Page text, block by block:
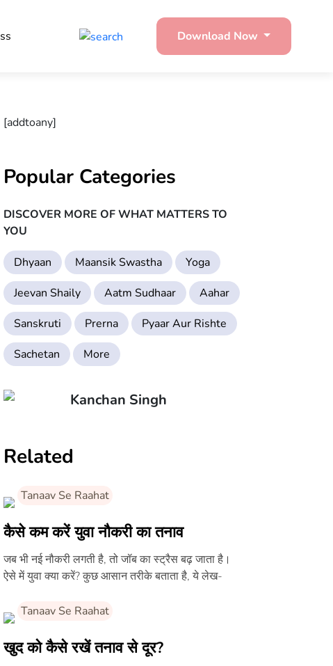
Download Now
[addtoany]
Popular Categories
DISCOVER MORE OF WHAT MATTERS TO
YOU
Dhyaan Maansik Swastha
Yoga
Jeevan Shaily
Aatm Sudhaar
Aahar
Sanskruti
Prerna
Pyaar Aur Rishte
Sachetan
More
Kanchan Singh
Related
Tanaav Se Raahat
कैसे कम करें युवा नौकरी का तनाव
जब भी नई नौकरी लगती है, तो जॉब का स्ट्रैस बढ़ जाता है।
ऐसे में युवा क्या करें? कुछ आसान तरीके बताता है, ये लेख-
Tanaav Se Raahat
खुद को कैसे रखें तनाव से दूर?